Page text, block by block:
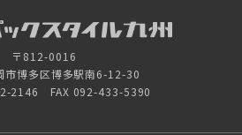
〒812-0016
市博多区博多駅南6-12-30
2146 FAX 092-433-5390